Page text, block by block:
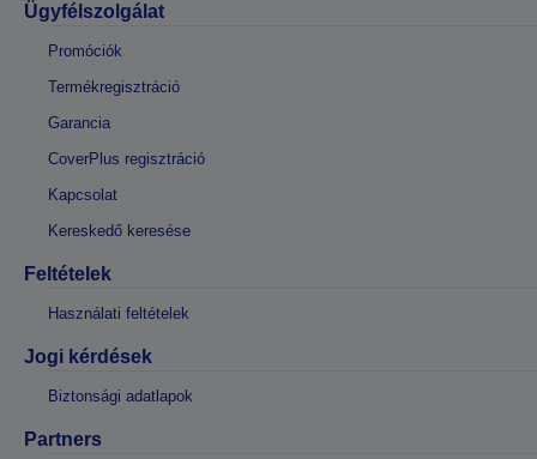
Ügyfélszolgálat
Promóciók
Termékregisztráció
Garancia
CoverPlus regisztráció
Kapcsolat
Kereskedő keresése
Feltételek
Használati feltételek
Jogi kérdések
Biztonsági adatlapok
Partners